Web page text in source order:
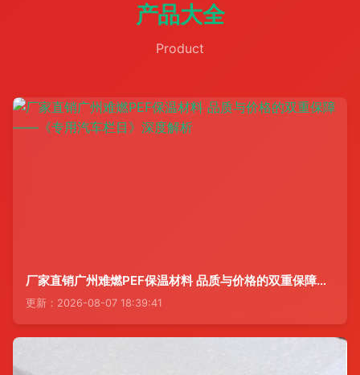
产品大全
Product
厂家直销广州难燃PEF保温材料 品质与价格的双重保障——《专用汽车栏目》深度解析
更新：2026-08-07 18:39:41